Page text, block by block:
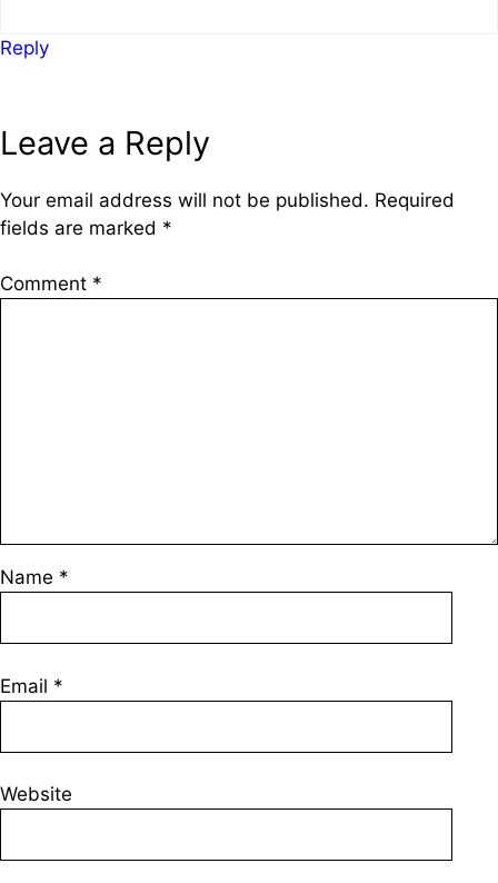
Reply
Leave a Reply
Your email address will not be published. Required
fields are marked *
Comment *
Name *
Email *
Website